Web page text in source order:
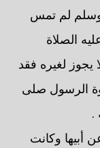
وسلم لم تمس
الصلاة
يجوز لغيره فقد
الرسول صلى
.
أبيها وكانت